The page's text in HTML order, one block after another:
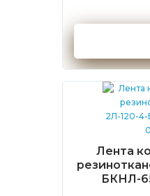
Лента
БКНЛ-